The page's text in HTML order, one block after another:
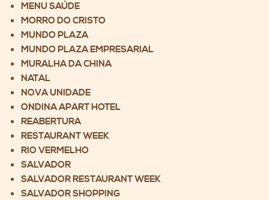
MENU SAÚDE
MORRO DO CRISTO
MUNDO PLAZA
MUNDO PLAZA EMPRESARIAL
MURALHA DA CHINA
NATAL
NOVA UNIDADE
ONDINA APART HOTEL
REABERTURA
RESTAURANT WEEK
RIO VERMELHO
SALVADOR
SALVADOR RESTAURANT WEEK
SALVADOR SHOPPING